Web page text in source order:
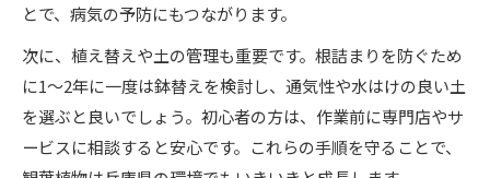
とで、病気の予防にもつながります。
次に、植え替えや土の管理も重要です。根詰まりを防ぐため
に1～2年に一度は鉢替えを検討し、通気性や水はけの良い土
を選ぶと良いでしょう。初心者の方は、作業前に専門店やサ
ービスに相談すると安心です。これらの手順を守ることで、